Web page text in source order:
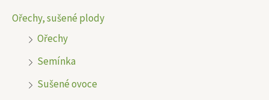
Ořechy, sušené plody
Ořechy
Semínka
Sušené ovoce